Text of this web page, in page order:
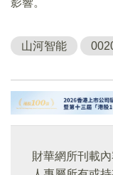
影響。
山河智能
財華網所刊載